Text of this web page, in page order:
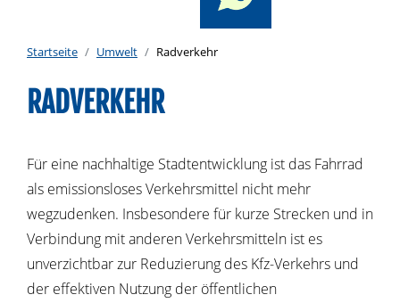
Startseite Umwelt Radverkehr
RADVERKEHR
Für eine nachhaltige Stadtentwicklung ist das Fahrrad
als emissionsloses Verkehrsmittel nicht mehr
wegzudenken. Insbesondere für kurze Strecken und in
Verbindung mit anderen Verkehrsmitteln ist es
unverzichtbar zur Reduzierung des Kfz-Verkehrs und
der effektiven Nutzung der öffentlichen